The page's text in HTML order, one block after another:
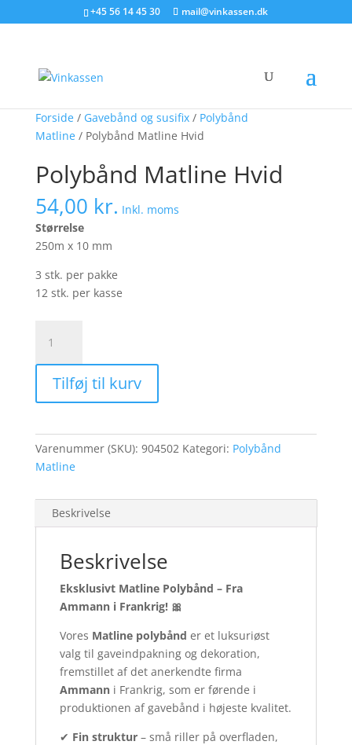
+45 56 14 45 30 mail@vinkassen.dk
Søg produkter - start med at skrive
Forside/ Gavebånd og susifix/ Polybånd
Matline/ Polybånd Matline Hvid
Polybånd Matline Hvid
54,00 kr. Inkl. moms
Størrelse
250m x 10 mm
3 stk. per pakke
12 stk. per kasse
Matline
Hvid
antalTilføj til kurv
Varenummer (SKU): 904502 Kategori: Polybånd
Matline
Beskrivelse
Beskrivelse
Eksklusivt Matline Polybånd – Fra
Ammann i Frankrig! 🎀
Vores Matline polybånd er et luksuriøst
valg til gaveindpakning og dekoration,
fremstillet af det anerkendte firma
Ammanni Frankrig, som er førende i
produktionen af gavebånd i højeste kvalitet.
✔ Fin struktur– små riller på overfladen,